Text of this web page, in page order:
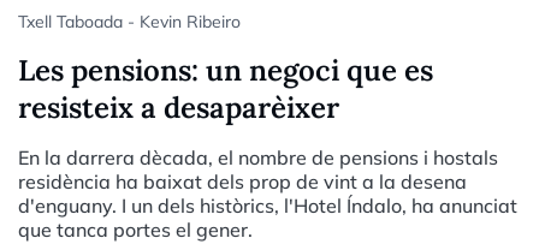
Txell Taboada - Kevin Ribeiro
Les pensions: un negoci que es
resisteix a desaparèixer
En la darrera dècada, el nombre de pensions i hostals
residència ha baixat dels prop de vint a la desena
d'enguany. I un dels històrics, l'Hotel Índalo, ha anunciat
que tanca portes el gener.